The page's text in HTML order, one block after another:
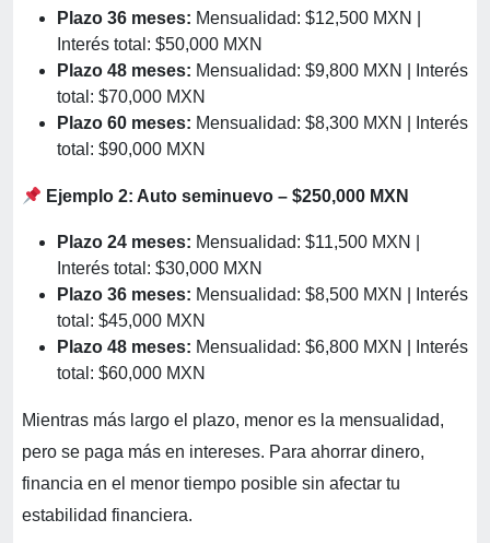
Plazo 36 meses: Mensualidad: $12,500 MXN |
Interés total: $50,000 MXN
Plazo 48 meses: Mensualidad: $9,800 MXN | Interés
total: $70,000 MXN
Plazo 60 meses: Mensualidad: $8,300 MXN | Interés
total: $90,000 MXN
Ejemplo 2: Auto seminuevo – $250,000 MXN
Plazo 24 meses: Mensualidad: $11,500 MXN |
Interés total: $30,000 MXN
Plazo 36 meses: Mensualidad: $8,500 MXN | Interés
total: $45,000 MXN
Plazo 48 meses: Mensualidad: $6,800 MXN | Interés
total: $60,000 MXN
Mientras más largo el plazo, menor es la mensualidad,
pero se paga más en intereses. Para ahorrar dinero,
financia en el menor tiempo posible sin afectar tu
estabilidad financiera.